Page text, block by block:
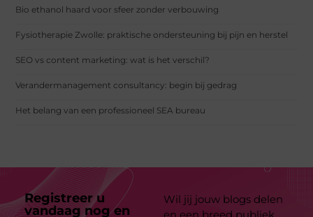
Bio ethanol haard voor sfeer zonder verbouwing
Fysiotherapie Zwolle: praktische ondersteuning bij pijn en herstel
SEO vs content marketing: wat is het verschil?
Verandermanagement consultancy: begin bij gedrag
Het belang van een professioneel SEA bureau
Registreer u
vandaag nog en
Wil jij jouw blogs delen